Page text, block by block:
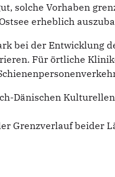
solche Vorhaben
erheblich
bei der Entwicklung
Für örtliche
Dänischen
Grenzverlauf beider